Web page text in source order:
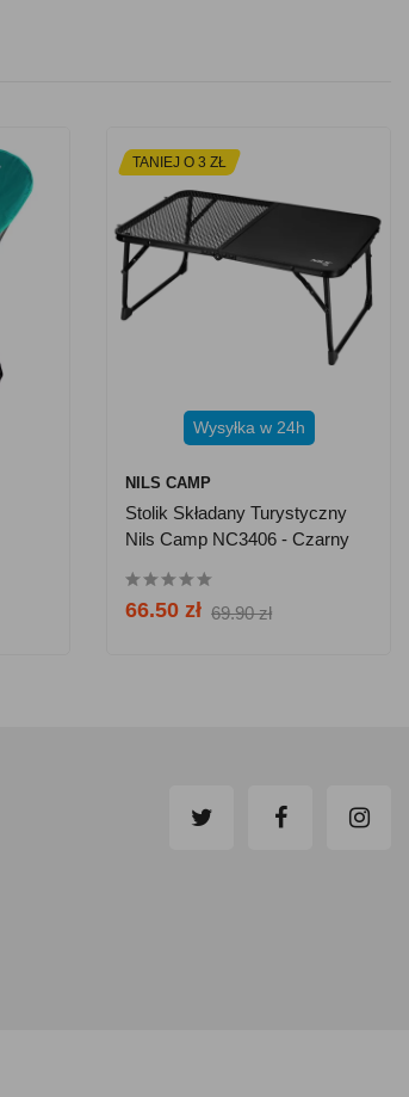
TANIEJ O 3 ZŁ
Wysyłka w 24h
NILS CAMP
Stolik Składany Turystyczny
Nils Camp NC3406 - Czarny
66.50 zł 69.90 zł